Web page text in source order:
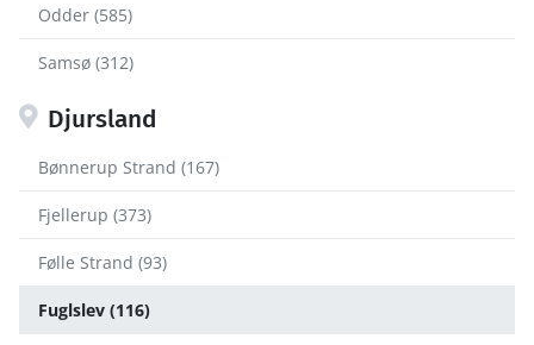
Odder (585)
Samsø (312)
Djursland
Bønnerup Strand (167)
Fjellerup (373)
Følle Strand (93)
Fuglslev (116)